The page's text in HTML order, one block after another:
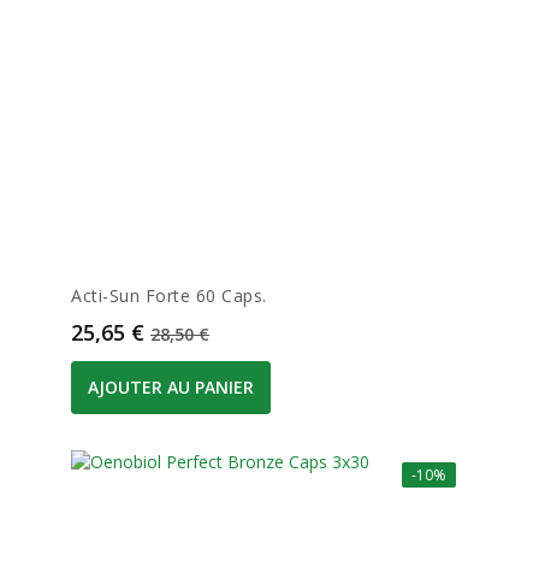
Acti-Sun Forte 60 Caps.
Prix
25,65 € Prix de base
28,50 €
AJOUTER AU PANIER
-10%